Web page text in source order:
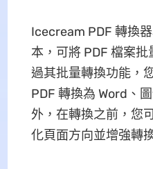
Icecream PDF 轉換
本​​，可將 PDF 檔案
過其批量轉換功能，
PDF 轉換為 Word、
外，在轉換之前，您
化頁面方向並增強轉